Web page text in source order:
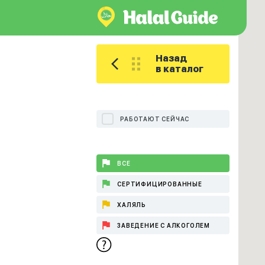
Назад
в каталог
РАБОТАЮТ СЕЙЧАС
ВСЕ
СЕРТИФИЦИРОВАННЫЕ
ХАЛЯЛЬ
ЗАВЕДЕНИЕ С АЛКОГОЛЕМ